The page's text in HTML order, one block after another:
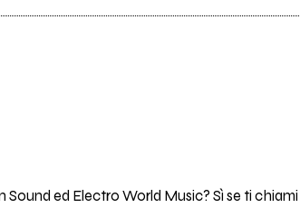
ed Electro World Music? Sì se ti